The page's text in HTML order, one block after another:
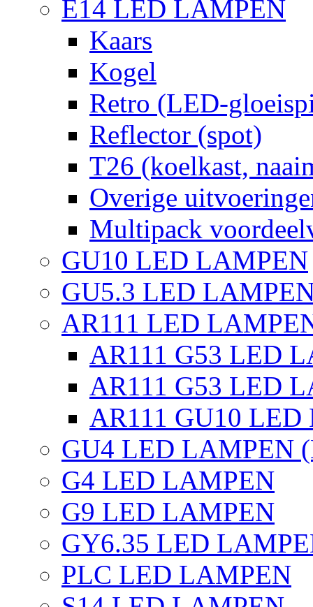
E14 LED LAMPEN
Kaars
Kogel
Retro (LED-
Reflector (spot)
T26 (koelkast,
Overige
Multipack
GU10 LED LAMPEN
GU5.3 LED
AR111 LED
AR111 G53 LED
AR111 G53 LED
AR111 GU10
GU4 LED LAMPEN
G4 LED LAMPEN
G9 LED LAMPEN
GY6.35 LED
PLC LED LAMPEN